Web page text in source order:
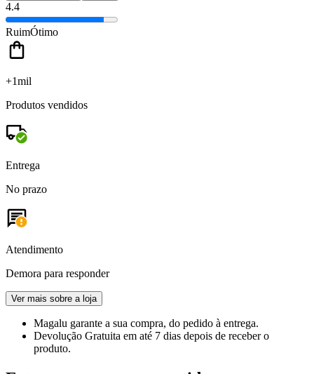
4.4
RuimÓtimo
+1mil
Produtos vendidos
Entrega
No prazo
Atendimento
Demora para responder
Ver mais sobre a loja
Magalu garante a sua compra, do pedido à entrega.
Devolução Gratuita em até 7 dias depois de receber o
produto.